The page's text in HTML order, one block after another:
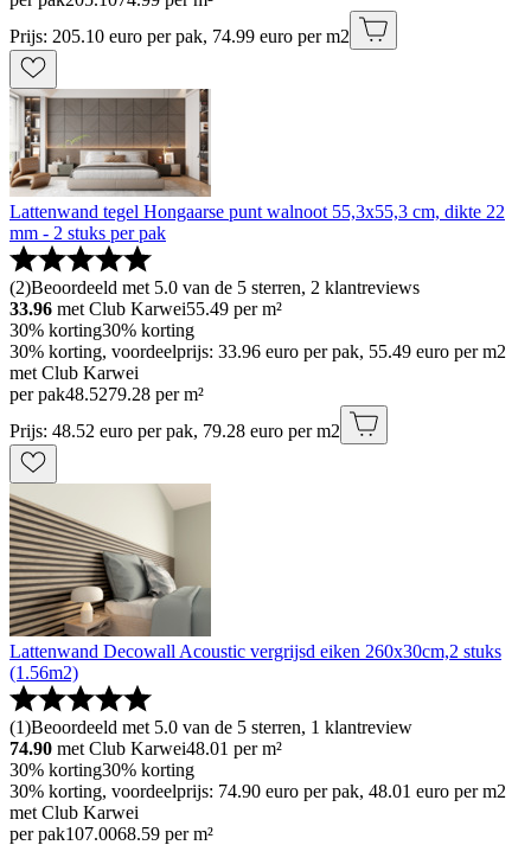
Prijs: 205.10 euro per pak, 74.99 euro per m2
Lattenwand tegel Hongaarse punt walnoot 55,3x55,3 cm, dikte 22
mm - 2 stuks per pak
(2)Beoordeeld met 5.0 van de 5 sterren, 2 klantreviews
33.96 met Club Karwei55.49 per m²
30% korting30% korting
30% korting, voordeelprijs: 33.96 euro per pak, 55.49 euro per m2
met Club Karwei
per pak48.5279.28 per m²
Prijs: 48.52 euro per pak, 79.28 euro per m2
Lattenwand Decowall Acoustic vergrijsd eiken 260x30cm,2 stuks
(1.56m2)
(1)Beoordeeld met 5.0 van de 5 sterren, 1 klantreview
74.90 met Club Karwei48.01 per m²
30% korting30% korting
30% korting, voordeelprijs: 74.90 euro per pak, 48.01 euro per m2
met Club Karwei
per pak107.0068.59 per m²